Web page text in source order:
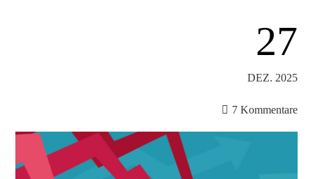
27
DEZ. 2025
7 Kommentare